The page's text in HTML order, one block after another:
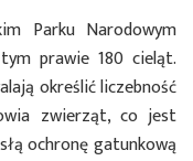
Parku Narodowym
prawie 180 cieląt.
określić liczebność
zwierząt, co jest
ochronę gatunkową